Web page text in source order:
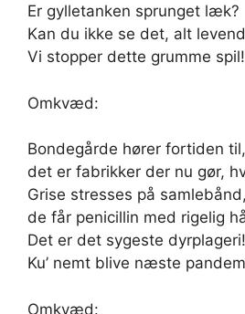
Er gylletanken sprunget læk?
Kan du ikke se det, alt
Vi stopper dette grumme spil!
Omkvæd:
Bondegårde hører fortiden til,
det er fabrikker der nu gør,
Grise stresses på samlebånd,
de får penicillin med rigelig
Det er det sygeste dyrplageri!
Ku’ nemt blive næste
Omkvæd: